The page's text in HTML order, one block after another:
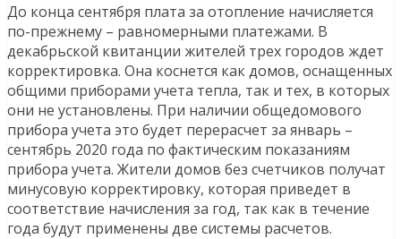
До конца сентября плата за отопление начисляется
по-прежнему – равномерными платежами. В
декабрьской квитанции жителей трех городов ждет
корректировка. Она коснется как домов, оснащенных
общими приборами учета тепла, так и тех, в которых
они не установлены. При наличии общедомового
прибора учета это будет перерасчет за январь –
сентябрь 2020 года по фактическим показаниям
прибора учета. Жители домов без счетчиков получат
минусовую корректировку, которая приведет в
соответствие начисления за год, так как в течение
года будут применены две системы расчетов.